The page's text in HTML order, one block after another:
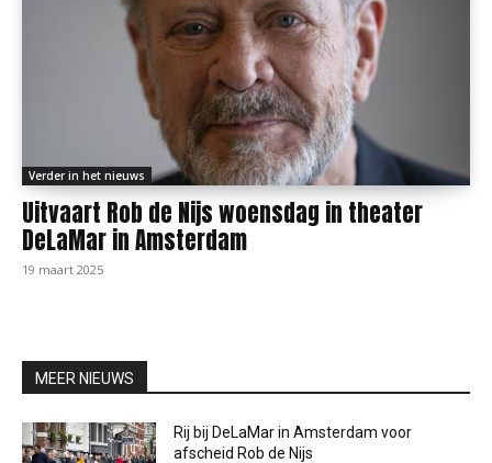
Verder in het nieuws
Uitvaart Rob de Nijs woensdag in theater
DeLaMar in Amsterdam
19 maart 2025
MEER NIEUWS
Rij bij DeLaMar in Amsterdam voor
afscheid Rob de Nijs